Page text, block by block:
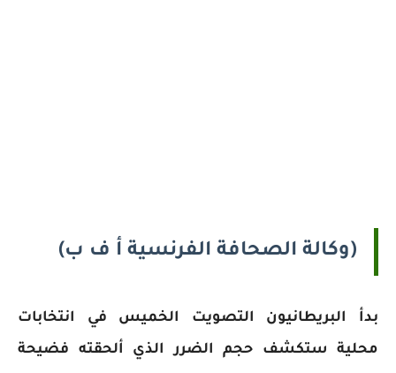
(وكالة الصحافة الفرنسية أ ف ب)
بدأ البريطانيون التصويت الخميس في انتخابات
محلية ستكشف حجم الضرر الذي ألحقته فضيحة